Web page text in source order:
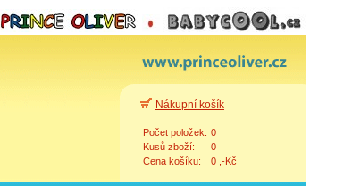
Nákupní košík
Počet položek: 0
Kusů zboží:
0
Cena košíku:
0 ,-Kč
010-kuřátko
93Kč